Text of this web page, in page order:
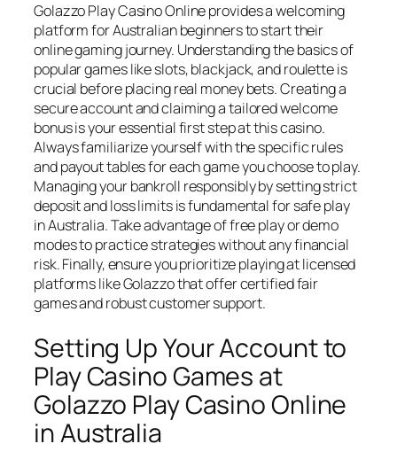
Golazzo Play Casino Online provides a welcoming
platform for Australian beginners to start their
online gaming journey. Understanding the basics of
popular games like slots, blackjack, and roulette is
crucial before placing real money bets. Creating a
secure account and claiming a tailored welcome
bonus is your essential first step at this casino.
Always familiarize yourself with the specific rules
and payout tables for each game you choose to play.
Managing your bankroll responsibly by setting strict
deposit and loss limits is fundamental for safe play
in Australia. Take advantage of free play or demo
modes to practice strategies without any financial
risk. Finally, ensure you prioritize playing at licensed
platforms like Golazzo that offer certified fair
games and robust customer support.
Setting Up Your Account to
Play Casino Games at
Golazzo Play Casino Online
in Australia